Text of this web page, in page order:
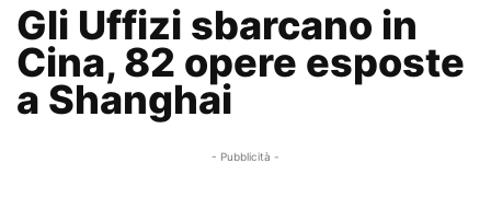
Gli Uffizi sbarcano in
Cina, 82 opere esposte
a Shanghai
- Pubblicità -